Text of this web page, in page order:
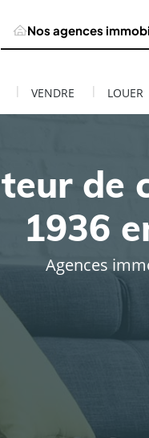
Nos agences
| VENDRE | LOUER
de
1936
Agences
ESTIMATION
Rayon